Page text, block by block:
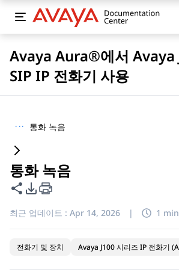
Avaya Aura®에서 Avaya
SIP IP 전화기 사용
··· 통화 녹음
통화 녹음
이 페이지 공유
PDF 내보내기 옵션
최근 업데이트 : Apr 14, 2026 | 1
전화기 및 장치 Avaya J100 시리즈 IP 전화기